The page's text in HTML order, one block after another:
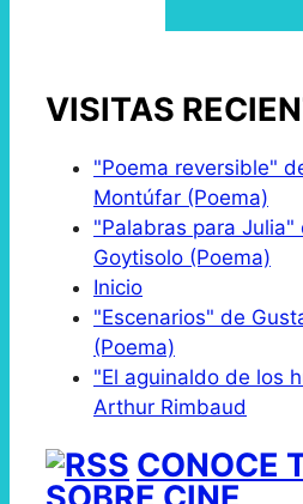
VISITAS
"Poema reversible"
Montúfar (Poema)
"Palabras para Julia"
Goytisolo (Poema)
Inicio
"Escenarios" de
(Poema)
"El aguinaldo de los
Arthur Rimbaud
CONOCE